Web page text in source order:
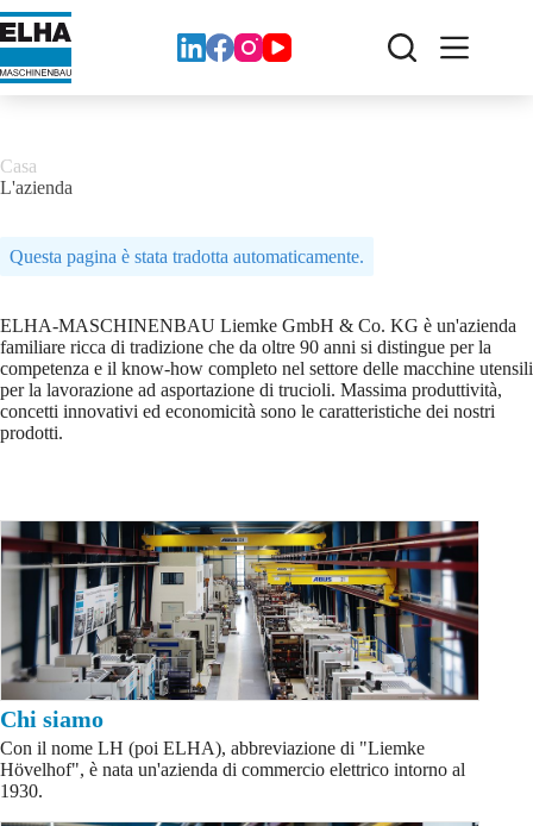
Vai
al
contenuto
Casa
L'azienda
Questa pagina è stata tradotta automaticamente.
ELHA-MASCHINENBAU Liemke GmbH & Co. KG è un'azienda
familiare ricca di tradizione che da oltre 90 anni si distingue per la
competenza e il know-how completo nel settore delle macchine utensili
per la lavorazione ad asportazione di trucioli. Massima produttività,
concetti innovativi ed economicità sono le caratteristiche dei nostri
prodotti.
Chi siamo
Con il nome LH (poi ELHA), abbreviazione di "Liemke
Hövelhof", è nata un'azienda di commercio elettrico intorno al
1930.